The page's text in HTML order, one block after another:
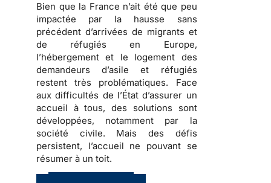
Bien que la France n’ait été que peu
impactée par la hausse sans
précédent d’arrivées de migrants et
de réfugiés en Europe,
l’hébergement et le logement des
demandeurs d’asile et réfugiés
restent très problématiques. Face
aux difficultés de l’État d’assurer un
accueil à tous, des solutions sont
développées, notamment par la
société civile. Mais des défis
persistent, l’accueil ne pouvant se
résumer à un toit.